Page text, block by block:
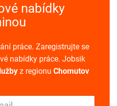
nabídky
práce. Zaregistrujte se
nabídky práce. Jobsik
z regionu Chomutov